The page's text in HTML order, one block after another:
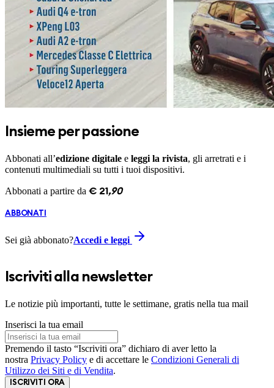
Insieme per passione
Abbonati all’edizione digitale e leggi la rivista, gli arretrati e i
contenuti multimediali su tutti i tuoi dispositivi.
Abbonati a partire da € 21 ,90
ABBONATI
Sei già abbonato?Accedi e leggi
Iscriviti alla newsletter
Le notizie più importanti, tutte le settimane, gratis nella tua mail
Inserisci la tua email
Premendo il tasto “Iscriviti ora” dichiaro di aver letto la
nostra Privacy Policy e di accettare le Condizioni Generali di
Utilizzo dei Siti e di Vendita.
ISCRIVITI ORA